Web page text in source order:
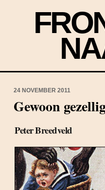
24 NOVEMBER 2011
Gewoon
Peter Breedveld